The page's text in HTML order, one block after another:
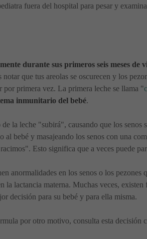
fuera del hospital para pesar y
durante sus primeros seis meses de
que tus areolas se oscurecen y los
por primera vez. La primera leche se llama "
inmunitario del bebé.
la leche "subirá", causando que los
al bebé y masajeando los senos con una
Esto significa que a veces puede
anormalidades en los senos o los
lactancia materna. Muchas veces,
decisión para su bebé y para ella misma.
por otro motivo, consulta esta